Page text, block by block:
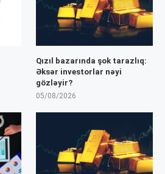
Qızıl bazarında şok tarazlıq:
Əksər investorlar nəyi
gözləyir?
05/08/2026